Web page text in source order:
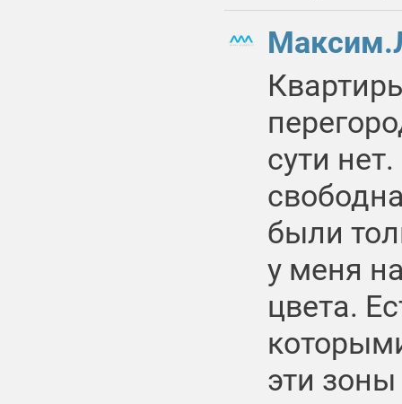
сути
были
у меня
цвета.
эти зоны